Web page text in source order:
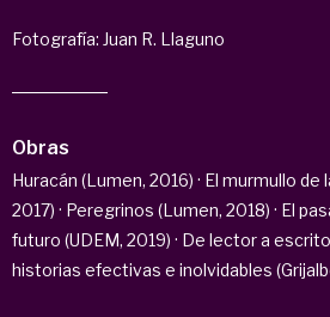
Fotografía: Juan R. Llaguno
Obras
Huracán (Lumen, 2016) · El murmullo
2017) · Peregrinos (Lumen, 2018) · El
futuro (UDEM, 2019) · De lector a
historias efectivas e inolvidables